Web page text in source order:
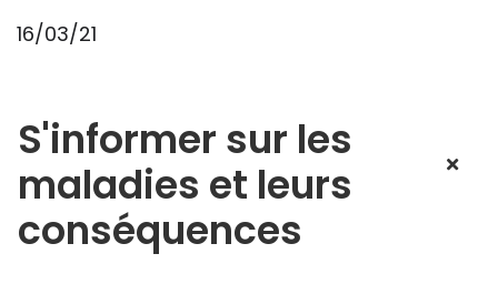
16/03/21
S'informer sur les
maladies et leurs
conséquences